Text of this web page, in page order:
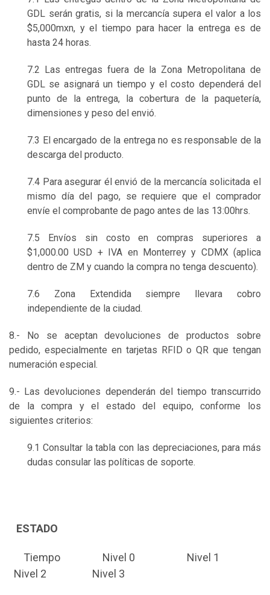
GDL serán gratis, si la mercancía supera el valor a los
$5,000mxn, y el tiempo parahacer la entrega es de
hasta 24 horas.
7.2 Las entregas fuera de la Zona Metropolitana de
GDL se asignará un tiempo y el costo dependerá del
punto de la entrega, la cobertura de la paquetería,
dimensiones y peso del envió.
7.3 El encargado de la entrega no es responsable de la
descarga del producto.
7.4 Para asegurar él envió de la mercancía solicitada el
mismo día del pago, se requiere que el comprador
envíe el comprobante de pago antes de las 13:00hrs.
7.5 Envíos sin costo en compras superiores a
$1,000.00 USD + IVA en Monterrey y CDMX (aplica
dentro de ZM y cuando la compra no tenga descuento).
7.6 Zona Extendida siempre llevara cobro
independiente de la ciudad.
8.- No se aceptan devoluciones de productos sobre
pedido, especialmente en tarjetas RFID o QR que tengan
numeración especial.
9.- Las devoluciones dependerán del tiempo transcurrido
de la compra y el estado del equipo, conforme los
siguientes criterios:
9.1 Consultar la tabla con las depreciaciones, para más
dudas consular las políticas de soporte.
ESTADO
Tiempo Nivel 0 Nivel 1
Nivel 2 Nivel 3